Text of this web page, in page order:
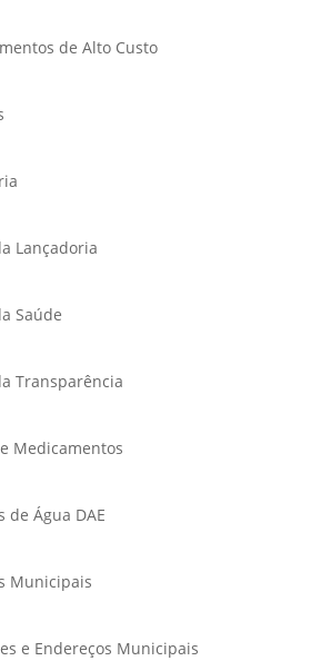
de Alto Custo
Lançadoria
Saúde
Transparência
Medicamentos
de Água DAE
Municipais
e Endereços Municipais